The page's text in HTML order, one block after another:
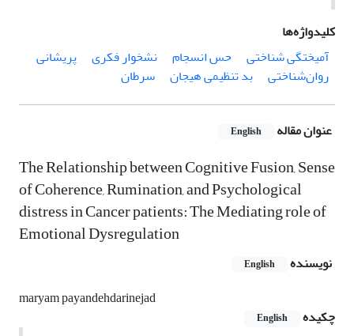
کلیدواژه‌ها
آمیختگی شناختی
حس انسجام نشخوار فکری
پریشانی
روان‌شناختی
بد تنظیمی هیجان سرطان
عنوان مقاله English
The Relationship between Cognitive Fusion, Sense
of Coherence, Rumination, and Psychological
distress in Cancer patients: The Mediating role of
Emotional Dysregulation
نویسنده English
maryam payandehdarinejad
چکیده
English